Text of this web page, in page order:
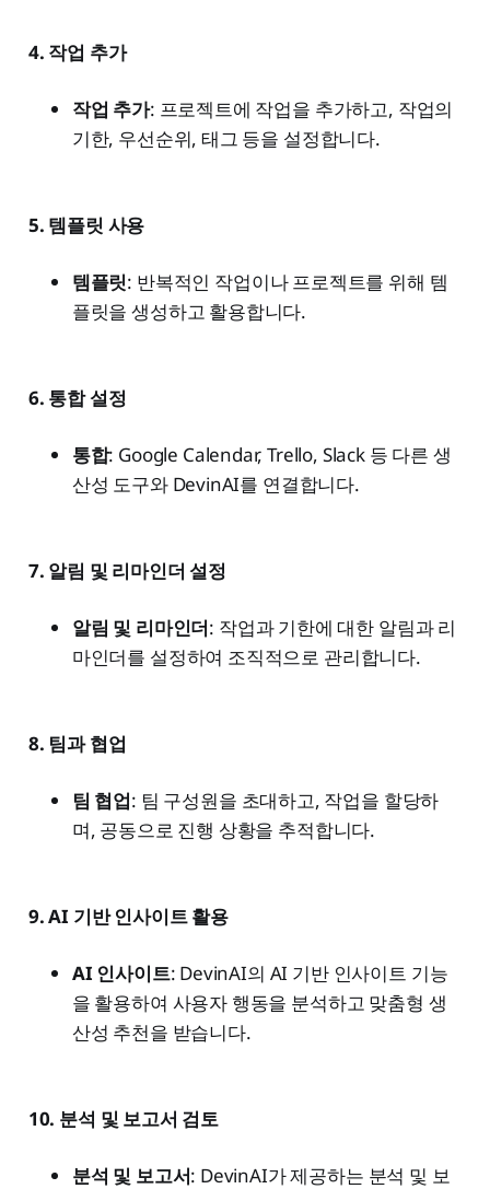
4. 작업 추가
작업 추가: 프로젝트에 작업을 추가하고, 작업의
기한, 우선순위, 태그 등을 설정합니다.
5. 템플릿 사용
템플릿: 반복적인 작업이나 프로젝트를 위해 템
플릿을 생성하고 활용합니다.
6. 통합 설정
통합: Google Calendar, Trello, Slack 등 다른 생
산성 도구와 DevinAI를 연결합니다.
7. 알림 및 리마인더 설정
알림 및 리마인더: 작업과 기한에 대한 알림과 리
마인더를 설정하여 조직적으로 관리합니다.
8. 팀과 협업
팀 협업: 팀 구성원을 초대하고, 작업을 할당하
며, 공동으로 진행 상황을 추적합니다.
9. AI 기반 인사이트 활용
AI 인사이트: DevinAI의 AI 기반 인사이트 기능
을 활용하여 사용자 행동을 분석하고 맞춤형 생
산성 추천을 받습니다.
10. 분석 및 보고서 검토
분석 및 보고서: DevinAI가 제공하는 분석 및 보